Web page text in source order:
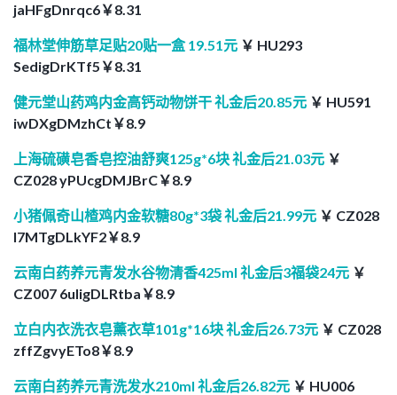
jaHFgDnrqc6￥8.31
福林堂伸筋草足贴20贴一盒 19.51元 ￥ HU293
SedigDrKTf5￥8.31
健元堂山药鸡内金高钙动物饼干 礼金后20.85元 ￥ HU591
iwDXgDMzhCt￥8.9
上海硫磺皂香皂控油舒爽125g*6块 礼金后21.03元 ￥
CZ028 yPUcgDMJBrC￥8.9
小猪佩奇山楂鸡内金软糖80g*3袋 礼金后21.99元 ￥ CZ028
l7MTgDLkYF2￥8.9
云南白药养元青发水谷物清香425ml 礼金后3福袋24元 ￥
CZ007 6uligDLRtba￥8.9
立白内衣洗衣皂薰衣草101g*16块 礼金后26.73元 ￥ CZ028
zffZgvyETo8￥8.9
云南白药养元青洗发水210ml 礼金后26.82元 ￥ HU006